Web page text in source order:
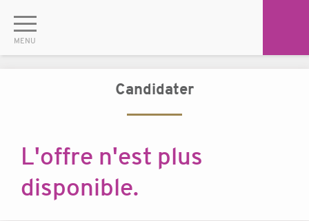
Candidater
L'offre n'est plus
disponible.